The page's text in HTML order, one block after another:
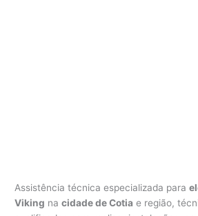
Assistência técnica especializada para
Viking nacidade de Cotia e região,